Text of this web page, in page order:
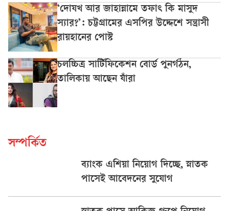
‘দোযখ আর জাহান্নামে তফাৎ কি মাসুদ
স্যার?’: চট্টগ্রামের এসপির উদ্দেশে সন্ত্রাসী
রায়হানের পোস্ট
চলচ্চিত্র সার্টিফিকেশন বোর্ড পুনর্গঠন,
তালিকায় আছেন যাঁরা
সম্পর্কিত
ব্যাংক এশিয়া নিয়োগ দিচ্ছে, স্নাতক
পাসেই আবেদনের সুযোগ